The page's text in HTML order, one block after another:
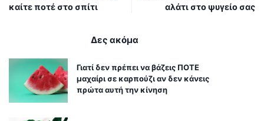
καίτε ποτέ στο σπίτι
αλάτι στο ψυγείο σας
Δες ακόμα
Γιατί δεν πρέπει να βάζεις ΠΟΤΕ
μαχαίρι σε καρπούζι αν δεν κάνεις
πρώτα αυτή την κίνηση